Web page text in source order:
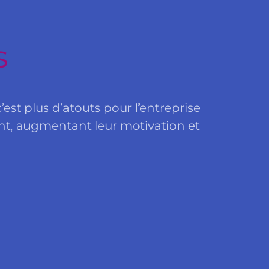
plus d’atouts pour l’entreprise
augmentant leur motivation et